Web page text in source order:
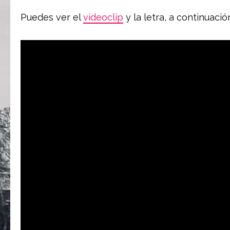
Puedes ver elvideoclip y la letra, a